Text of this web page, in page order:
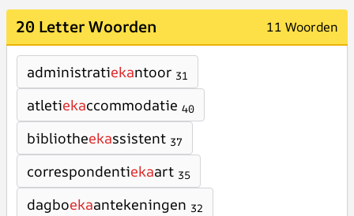
20 Letter Woorden 11 Woorden
administratiekantoor 31
atletiekaccommodatie 40
bibliotheekassistent 37
correspondentiekaart 35
dagboekaantekeningen 32